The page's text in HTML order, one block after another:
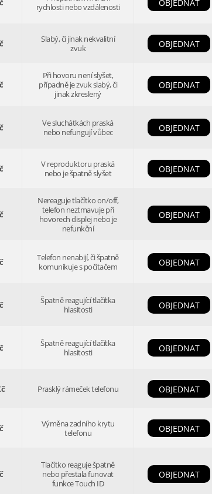
rychlosti nebo vzdálenosti
OBJEDNAT
Slabý, či jinak nekvalitní
zvuk
OBJEDNAT
Při hovoru není slyšet,
případně je zvuk slabý, či
jinak zkreslený
OBJEDNAT
Ve sluchátkách praská
nebo nefungují vůbec
OBJEDNAT
V reproduktoru praská
nebo je špatně slyšet
OBJEDNAT
Nereaguje tlačítko on/off,
telefon neztmavuje při
hovorech displej nebo je
nefunkční
OBJEDNAT
Telefon nenabijí, či špatně
komunikuje s počítačem
OBJEDNAT
Špatně reagující tlačítka
hlasitosti
OBJEDNAT
Špatně reagující tlačítka
hlasitosti
OBJEDNAT
Prasklý rámeček telefonu OBJEDNAT
Výměna zadního krytu
telefonu
OBJEDNAT
Tlačítko reaguje špatně
nebo přestala funovat
funkce Touch ID
OBJEDNAT